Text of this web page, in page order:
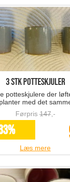
3 stk potteskjuler
potteskjulere der
planter med det
Førpris147,-
Læs mere